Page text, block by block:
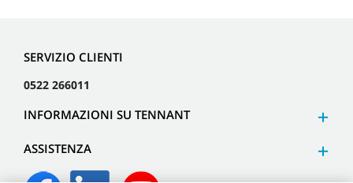
SERVIZIO CLIENTI
0522 266011
INFORMAZIONI SU TENNANT
ASSISTENZA